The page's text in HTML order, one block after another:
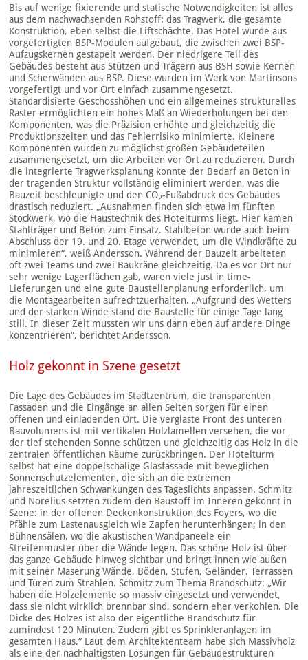
Bis auf wenige fixierende und statische Notwendigkeiten ist alles
aus dem nachwachsenden Rohstoff: das Tragwerk, die gesamte
Konstruktion, eben selbst die Liftschächte. Das Hotel wurde aus
vorgefertigten BSP-Modulen aufgebaut, die zwischen zwei BSP-
Aufzugskernen gestapelt werden. Der niedrigere Teil des
Gebäudes besteht aus Stützen und Trägern aus BSH sowie Kernen
und Scherwänden aus BSP. Diese wurden im Werk von Martinsons
vorgefertigt und vor Ort einfach zusammengesetzt.
Standardisierte Geschosshöhen und ein allgemeines strukturelles
Raster ermöglichten ein hohes Maß an Wiederholungen bei den
Komponenten, was die Präzision erhöhte und gleichzeitig die
Produktionszeiten und das Fehlerrisiko minimierte. Kleinere
Komponenten wurden zu möglichst großen Gebäudeteilen
zusammengesetzt, um die Arbeiten vor Ort zu reduzieren. Durch
die integrierte Tragwerksplanung konnte der Bedarf an Beton in
der tragenden Struktur vollständig eliminiert werden, was die
Bauzeit beschleunigte und den CO2-Fußabdruck des Gebäudes
drastisch reduziert. „Ausnahmen finden sich etwa im fünften
Stockwerk, wo die Haustechnik des Hotelturms liegt. Hier kamen
Stahlträger und Beton zum Einsatz. Stahlbeton wurde auch beim
Abschluss der 19. und 20. Etage verwendet, um die Windkräfte zu
minimieren“, weiß Andersson. Während der Bauzeit arbeiteten
oft zwei Teams und zwei Baukräne gleichzeitig. Da es vor Ort nur
sehr wenige Lagerflächen gab, waren viele just in time-
Lieferungen und eine gute Baustellenplanung erforderlich, um
die Montagearbeiten aufrechtzuerhalten. „Aufgrund des Wetters
und der starken Winde stand die Baustelle für einige Tage lang
still. In dieser Zeit mussten wir uns dann eben auf andere Dinge
konzentrieren“, berichtet Andersson.
Holz gekonnt in Szene gesetzt
Die Lage des Gebäudes im Stadtzentrum, die transparenten
Fassaden und die Eingänge an allen Seiten sorgen für einen
offenen und einladenden Ort. Die verglaste Front des unteren
Bauvolumens ist mit vertikalen Holzlamellen versehen, die vor
der tief stehenden Sonne schützen und gleichzeitig das Holz in die
zentralen öffentlichen Räume zurückbringen. Der Hotelturm
selbst hat eine doppelschalige Glasfassade mit beweglichen
Sonnenschutzelementen, die sich an die extremen
jahreszeitlichen Schwankungen des Tageslichts anpassen. Schmitz
und Norelius setzten zudem den Baustoff im Inneren gekonnt in
Szene: in der offenen Deckenkonstruktion des Foyers, wo die
Pfähle zum Lastenausgleich wie Zapfen herunterhängen; in den
Bühnensälen, wo die akustischen Wandpaneele ein
Streifenmuster über die Wände legen. Das schöne Holz ist über
das ganze Gebäude hinweg sichtbar und bringt innen wie außen
mit seiner Maserung Wände, Böden, Stufen, Geländer, Terrassen
und Türen zum Strahlen. Schmitz zum Thema Brandschutz: „Wir
haben die Holzelemente so massiv eingesetzt und verwendet,
dass sie nicht wirklich brennbar sind, sondern eher verkohlen. Die
Dicke des Holzes ist also der eigentliche Brandschutz für
zumindest 120 Minuten. Zudem gibt es Sprinkleranlagen im
gesamten Haus.“ Laut dem Architektenteam habe sich Massivholz
als eine der nachhaltigsten Lösungen für Gebäudestrukturen